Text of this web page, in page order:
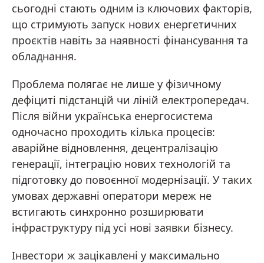
сьогодні стають одним із ключових факторів,
що стримують запуск нових енергетичних
проєктів навіть за наявності фінансування та
обладнання.
Проблема полягає не лише у фізичному
дефіциті підстанцій чи ліній електропередач.
Після війни українська енергосистема
одночасно проходить кілька процесів:
аварійне відновлення, децентралізацію
генерації, інтеграцію нових технологій та
підготовку до повоєнної модернізації. У таких
умовах державні оператори мереж не
встигають синхронно розширювати
інфраструктуру під усі нові заявки бізнесу.
Інвестори ж зацікавлені у максимально